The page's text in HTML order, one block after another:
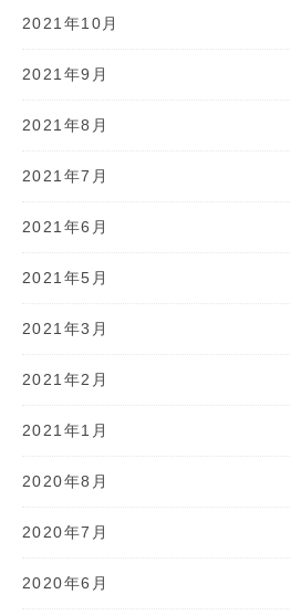
2021年10月
2021年9月
2021年8月
2021年7月
2021年6月
2021年5月
2021年3月
2021年2月
2021年1月
2020年8月
2020年7月
2020年6月